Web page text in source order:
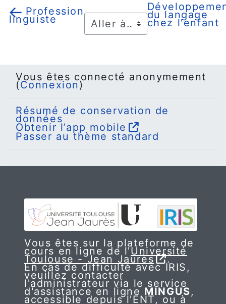
←Profession
linguiste du langage
chez l'enfant
Vous êtes connecté anonymement
(Connexion)
Résumé de conservation de
données
Obtenir l’app mobile
Passer au thème standard
Vous êtes sur la plateforme de
cours en ligne de l'Université
Toulouse - Jean Jaurès .
En cas de difficulté avec IRIS,
veuillez contacter
l'administrateur via le service
d'assistance en ligne MINGUS,
accessible depuis l'ENT, ou à